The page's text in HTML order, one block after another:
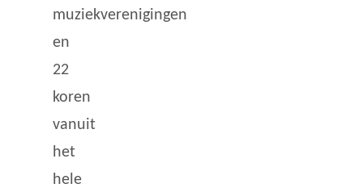
muziekverenigingen
en
22
koren
vanuit
het
hele